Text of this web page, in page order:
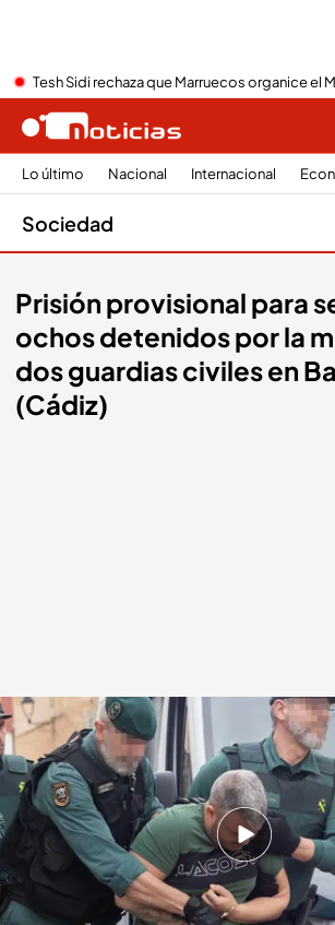
Tesh Sidi rechaza que Marruecos organice el
Lo último Nacional Internacional
Sociedad
Prisión provisional para
ochos detenidos por la
dos guardias civiles en
(Cádiz)
Uno de los detenidos por la muerte de los guardias
Redacción digital Noticias Cuatro
12 FEB 2024 - 20:56h.
Seis de los ocho detenidos por
guardias civiles han sido
entre ellos 'Kiko el Cabra'